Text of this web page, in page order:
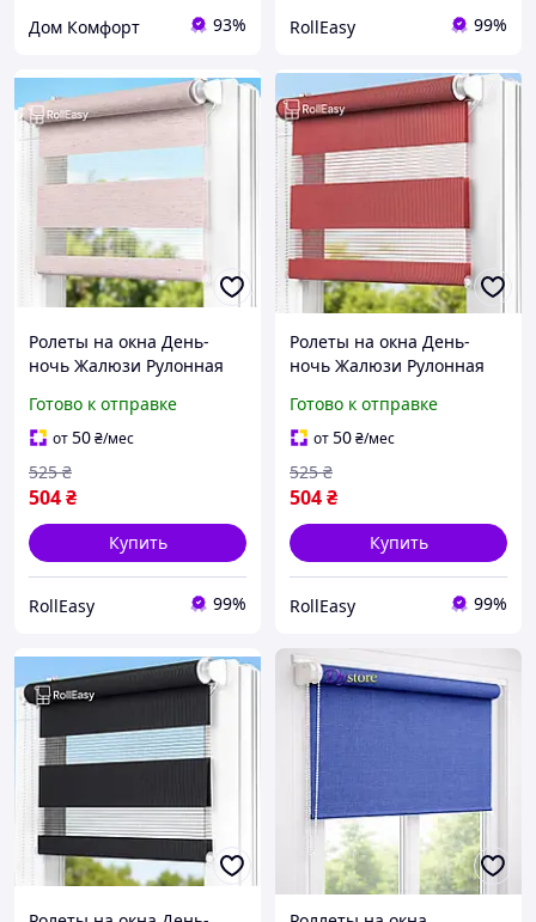
Дом Комфорт 93% RollEasy 99%
Ролеты на окна День-
ночь Жалюзи Рулонная
наклон Рулонные шторы
Ролета тканевая D-10
Светло-розовый 300мм
Готово к отправке
от50₴/мес
504₴
525 ₴
Купить
RollEasy 99%
Ролеты на окна День-
ночь Жалюзи Рулонная
наклон Рулонные шторы
Ролета тканевая D-204
Терракотовый 300мм
Готово к отправке
от50₴/мес
504₴
525 ₴
Купить
RollEasy 99%